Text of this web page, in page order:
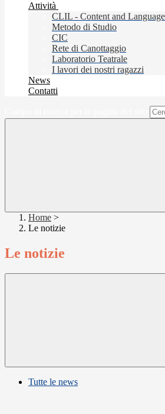
Attività
CLIL - Content and
Metodo di Studio
CIC
Rete di Canottaggio
Laboratorio Teatrale
I lavori dei nostri ragazzi
News
Contatti
Home >
Le notizie
Le notizie
Tutte le news